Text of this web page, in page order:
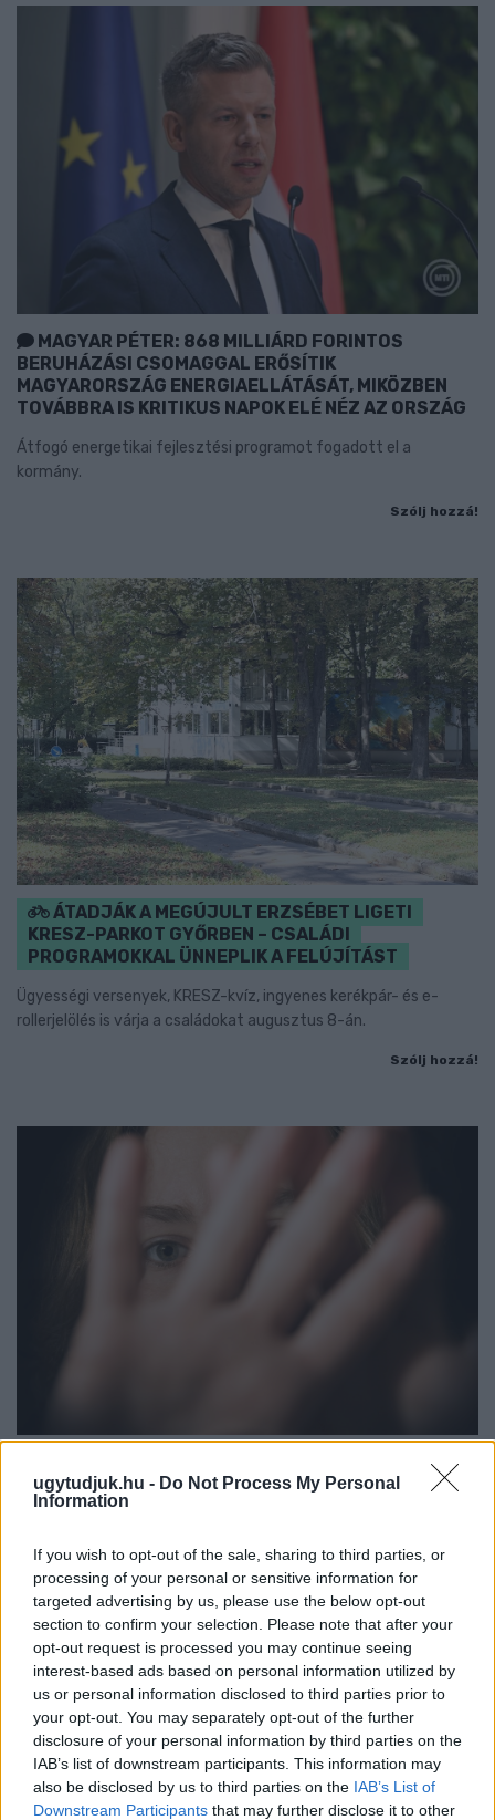
ugytudjuk.hu - Do Not Process My Personal
Information
If you wish to opt-out of the sale, sharing to third parties, or
processing of your personal or sensitive information for
targeted advertising by us, please use the below opt-out
section to confirm your selection. Please note that after your
opt-out request is processed you may continue seeing
interest-based ads based on personal information utilized by
us or personal information disclosed to third parties prior to
your opt-out. You may separately opt-out of the further
disclosure of your personal information by third parties on the
IAB’s list of downstream participants. This information may
also be disclosed by us to third parties on the IAB’s List of
Downstream Participants that may further disclose it to other
MAGYAR PÉTER: 868 MILLIÁRD FORINTOS
BERUHÁZÁSI CSOMAGGAL ERŐSÍTIK
MAGYARORSZÁG ENERGIAELLÁTÁSÁT, MIKÖZBEN
TOVÁBBRA IS KRITIKUS NAPOK ELÉ NÉZ AZ ORSZÁG
Átfogó energetikai fejlesztési programot fogadott el a
kormány.
Szólj hozzá!
ÁTADJÁK A MEGÚJULT ERZSÉBET LIGETI
KRESZ-PARKOT GYŐRBEN – CSALÁDI
PROGRAMOKKAL ÜNNEPLIK A FELÚJÍTÁST
Ügyességi versenyek, KRESZ-kvíz, ingyenes kerékpár- és e-
rollerjelölés is várja a családokat augusztus 8-án.
Szólj hozzá!
NŐVERŐ SZOMBATHELYI FÉRFI ELLEN EMELT
VÁDAT AZ ÜGYÉSZSÉG
Szólj hozzá!